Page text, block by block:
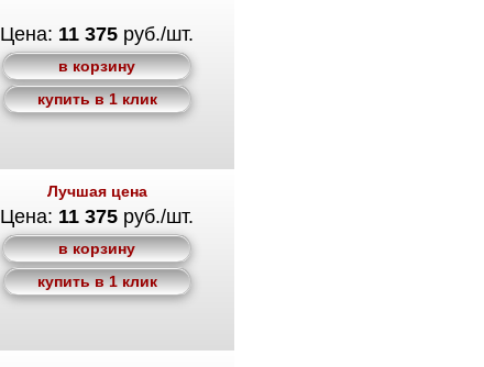
Цена: 11 375 руб./шт.
в корзину
купить в 1 клик
Лучшая цена
Цена: 11 375 руб./шт.
в корзину
купить в 1 клик